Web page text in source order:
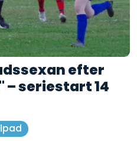
efter
seriestart 14